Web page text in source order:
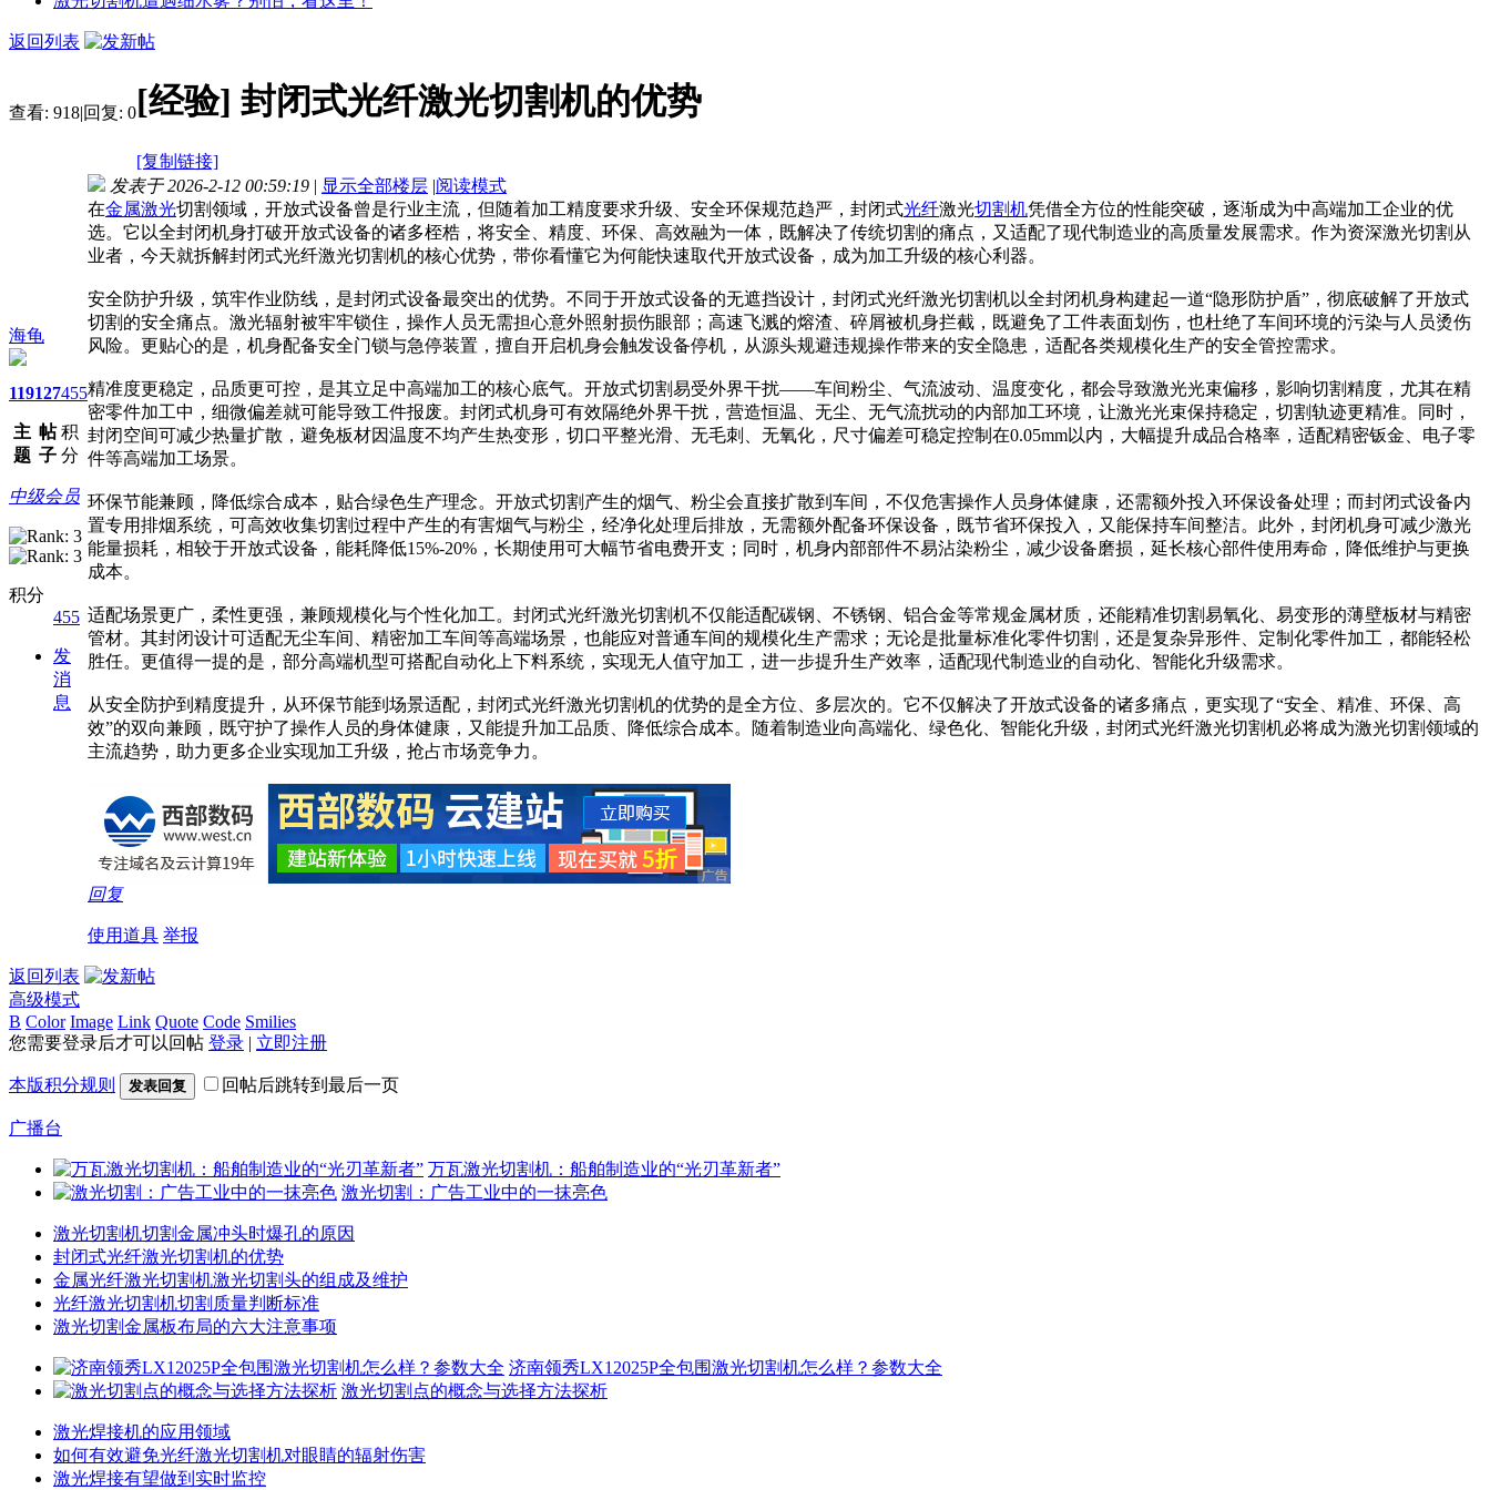
返回列表
查看: 918|回复: 0[经验] 封闭式光纤激光切割机的优势
[复制链接]
海龟
119
主
题
127
帖
子
455
积
分
中级会员
积分
455
发
消
息
发表于 2026-2-12 00:59:19 | 显示全部楼层 |阅读模式
在金属激光切割领域，开放式设备曾是行业主流，但随着加工精度要求升级、安全环保规范趋严，封闭式光纤激光切割机凭借全方位的性能突破，逐渐成为中高端加工企业的优
选。它以全封闭机身打破开放式设备的诸多桎梏，将安全、精度、环保、高效融为一体，既解决了传统切割的痛点，又适配了现代制造业的高质量发展需求。作为资深激光切割从
业者，今天就拆解封闭式光纤激光切割机的核心优势，带你看懂它为何能快速取代开放式设备，成为加工升级的核心利器。
安全防护升级，筑牢作业防线，是封闭式设备最突出的优势。不同于开放式设备的无遮挡设计，封闭式光纤激光切割机以全封闭机身构建起一道“隐形防护盾”，彻底破解了开放式
切割的安全痛点。激光辐射被牢牢锁住，操作人员无需担心意外照射损伤眼部；高速飞溅的熔渣、碎屑被机身拦截，既避免了工件表面划伤，也杜绝了车间环境的污染与人员烫伤
风险。更贴心的是，机身配备安全门锁与急停装置，擅自开启机身会触发设备停机，从源头规避违规操作带来的安全隐患，适配各类规模化生产的安全管控需求。
精准度更稳定，品质更可控，是其立足中高端加工的核心底气。开放式切割易受外界干扰——车间粉尘、气流波动、温度变化，都会导致激光光束偏移，影响切割精度，尤其在精
密零件加工中，细微偏差就可能导致工件报废。封闭式机身可有效隔绝外界干扰，营造恒温、无尘、无气流扰动的内部加工环境，让激光光束保持稳定，切割轨迹更精准。同时，
封闭空间可减少热量扩散，避免板材因温度不均产生热变形，切口平整光滑、无毛刺、无氧化，尺寸偏差可稳定控制在0.05mm以内，大幅提升成品合格率，适配精密钣金、电子零
件等高端加工场景。
环保节能兼顾，降低综合成本，贴合绿色生产理念。开放式切割产生的烟气、粉尘会直接扩散到车间，不仅危害操作人员身体健康，还需额外投入环保设备处理；而封闭式设备内
置专用排烟系统，可高效收集切割过程中产生的有害烟气与粉尘，经净化处理后排放，无需额外配备环保设备，既节省环保投入，又能保持车间整洁。此外，封闭机身可减少激光
能量损耗，相较于开放式设备，能耗降低15%-20%，长期使用可大幅节省电费开支；同时，机身内部部件不易沾染粉尘，减少设备磨损，延长核心部件使用寿命，降低维护与更换
成本。
适配场景更广，柔性更强，兼顾规模化与个性化加工。封闭式光纤激光切割机不仅能适配碳钢、不锈钢、铝合金等常规金属材质，还能精准切割易氧化、易变形的薄壁板材与精密
管材。其封闭设计可适配无尘车间、精密加工车间等高端场景，也能应对普通车间的规模化生产需求；无论是批量标准化零件切割，还是复杂异形件、定制化零件加工，都能轻松
胜任。更值得一提的是，部分高端机型可搭配自动化上下料系统，实现无人值守加工，进一步提升生产效率，适配现代制造业的自动化、智能化升级需求。
从安全防护到精度提升，从环保节能到场景适配，封闭式光纤激光切割机的优势的是全方位、多层次的。它不仅解决了开放式设备的诸多痛点，更实现了“安全、精准、环保、高
效”的双向兼顾，既守护了操作人员的身体健康，又能提升加工品质、降低综合成本。随着制造业向高端化、绿色化、智能化升级，封闭式光纤激光切割机必将成为激光切割领域的
主流趋势，助力更多企业实现加工升级，抢占市场竞争力。
回复
使用道具 举报
返回列表
高级模式
B Color Image Link Quote Code Smilies
您需要登录后才可以回帖 登录 | 立即注册
本版积分规则 发表回复 回帖后跳转到最后一页
广播台
万瓦激光切割机：船舶制造业的“光刃革新者”
激光切割：广告工业中的一抹亮色
激光切割机切割金属冲头时爆孔的原因
封闭式光纤激光切割机的优势
金属光纤激光切割机激光切割头的组成及维护
光纤激光切割机切割质量判断标准
激光切割金属板布局的六大注意事项
济南领秀LX12025P全包围激光切割机怎么样？参数大全
激光切割点的概念与选择方法探析
激光焊接机的应用领域
如何有效避免光纤激光切割机对眼睛的辐射伤害
激光焊接有望做到实时监控